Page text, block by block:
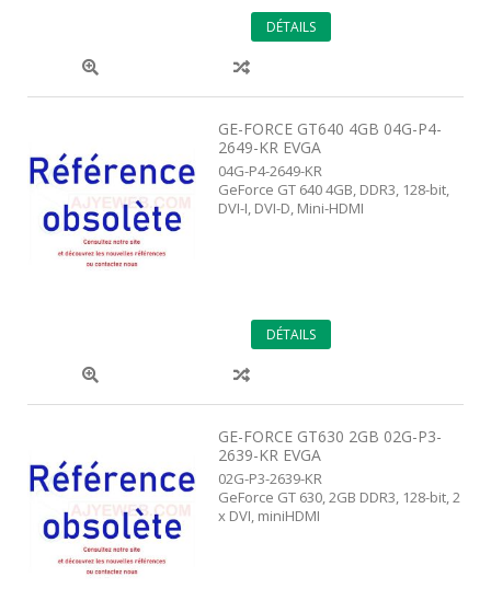
DÉTAILS
GE-FORCE GT640 4GB 04G-P4-
2649-KR EVGA
04G-P4-2649-KR
GeForce GT 640 4GB, DDR3, 128-bit,
DVI-I, DVI-D, Mini-HDMI
DÉTAILS
GE-FORCE GT630 2GB 02G-P3-
2639-KR EVGA
02G-P3-2639-KR
GeForce GT 630, 2GB DDR3, 128-bit, 2
x DVI, miniHDMI